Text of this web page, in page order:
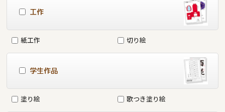
工作
紙工作 切り絵
学生作品
塗り絵 歌つき塗り絵